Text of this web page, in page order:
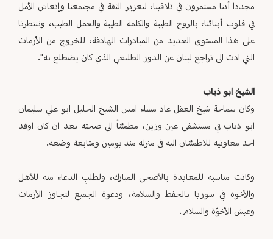
مجددا أننا مستمرون في تلاقينا، لتعزيز الثقة في مجتمعنا وإنعاش الأمل
في قلوب أبنائنا، بالروح الطيبة والكلمة الطيبة والعمل الطيب، وتنتظرنا
على هذا المستوى العديد من المبادرات الهادفة، للخروج من الأزمات
التي ادت الى تراجع لبنان عن الدور الطليعي الذي كان يضطلع به".
الشيخ ابو ذياب
وكان سماحة شيخ العقل عاد مساء امس الشيخ الجليل ابو علي سليمان
ابو ذياب في مستشفى عين وزين، مطمئناً الى صحته بعد ان كان اوفد
احد معاونيه للاطمئنان اليه في منزله منذ يومين ومتابعة وضعه.
وكانت مناسبة للمعايدة بالأضحى المبارك، ولطلبِ الدعاء منه للأهل
والأخوة في سوريا بالحفط والسلامة، ودعوة الجميع لتجاوز الأزمات
وعيش الأخوّة والسلام.